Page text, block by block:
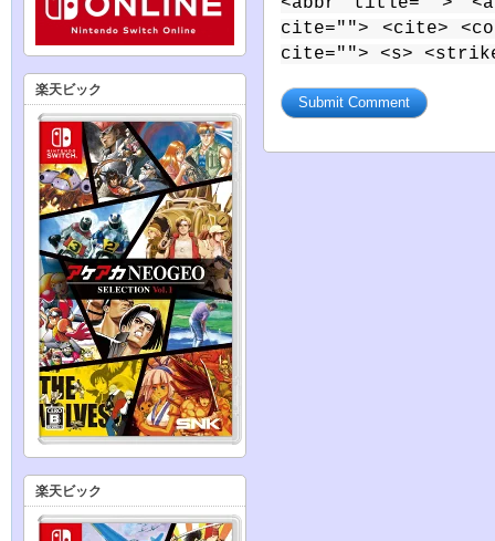
cite=""> <cite>
cite=""> <s>
楽天ビック
楽天ビック